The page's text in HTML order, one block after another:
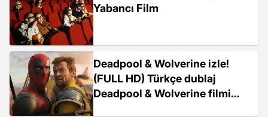
Yabancı Film
Deadpool & Wolverine izle!
(FULL HD) Türkçe dublaj
Deadpool & Wolverine filmi